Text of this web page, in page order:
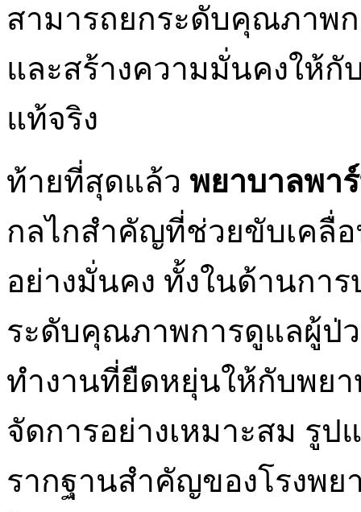
สามารถยกระดับคุณภาพ
และสร้างความมั่นคงให้กั
แท้จริง
ท้ายที่สุดแล้ว พยาบาลพา
กลไกสำคัญที่ช่วยขับเคลื่
อย่างมั่นคง ทั้งในด้านกา
ระดับคุณภาพการดูแลผู้ป่ว
ทำงานที่ยืดหยุ่นให้กับพย
จัดการอย่างเหมาะสม รู
รากฐานสำคัญของโรงพย